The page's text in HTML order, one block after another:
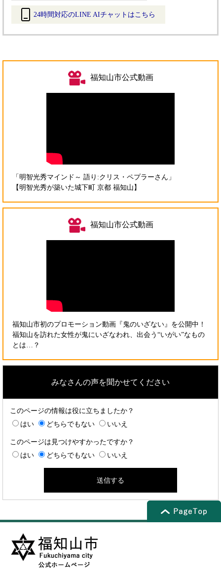
24時間対応のLINE AIチャットはこちら
リ
福知山市公式動画
「明智光秀マインド～ 語り:クリス・ペプラーさん」
【明智光秀が築いた城下町 京都 福知山】
福知山市公式動画
福知山市初のプロモーション動画『鬼のいざない』を公開中！
福知山を訪れた女性が鬼にいざなわれ、出会う“いがい”なもの
とは…？
みなさんの声を聞かせてください
このページの情報は役に立ちましたか？
はい
どちらでもない いいえ
このページは見つけやすかったですか？
はい
どちらでもない いいえ